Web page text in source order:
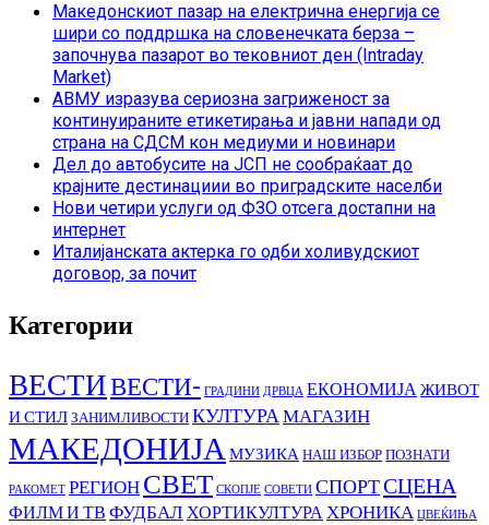
Македонскиот пазар на електрична енергија се
шири со поддршка на словенечката берза –
започнува пазарот во тековниот ден (Intraday
Market)
АВМУ изразува сериозна загриженост за
континуираните етикетирања и јавни напади од
страна на СДСМ кон медиуми и новинари
Дел до автобусите на ЈСП не сообраќаат до
крајните дестинациии во приградските населби
Нови четири услуги од ФЗО отсега достапни на
интернет
Италијанската актерка го одби холивудскиот
договор, за почит
Категории
ВЕСТИВЕСТИ- ГРАДИНИ ДРВЦА ЕКОНОМИЈА ЖИВОТ
И СТИЛЗАНИМЛИВОСТИКУЛТУРА МАГАЗИН
МАКЕДОНИЈА МУЗИКА НАШ ИЗБОРПОЗНАТИ
РАКОМЕТ РЕГИОНСВЕТ СКОПЈЕ СОВЕТИ СПОРТСЦЕНА
ФИЛМ И ТВ ФУДБАЛ ХОРТИКУЛТУРА ХРОНИКА ЦВЕЌИЊА